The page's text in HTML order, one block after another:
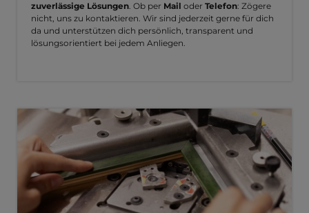
zuverlässige Lösungen. Ob per Mail oder Telefon: Zögere
nicht, uns zu kontaktieren. Wir sind jederzeit gerne für dich
da und unterstützen dich persönlich, transparent und
lösungsorientiert bei jedem Anliegen.